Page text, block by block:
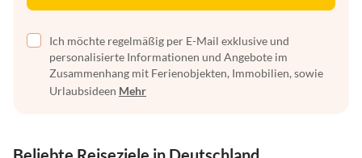
Ich möchte regelmäßig per E-Mail exklusive und
personalisierte Informationen und Angebote im
Zusammenhang mit Ferienobjekten, Immobilien, sowie
Urlaubsideen Mehr